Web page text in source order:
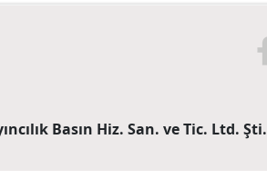
Basın Hiz. San. ve Tic. Ltd. Şti.